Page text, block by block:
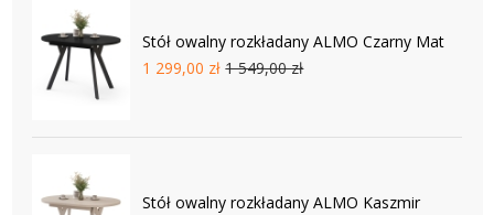
Stół owalny rozkładany ALMO Czarny Mat
1 299,00 zł 1 549,00 zł
Stół owalny rozkładany ALMO Kaszmir